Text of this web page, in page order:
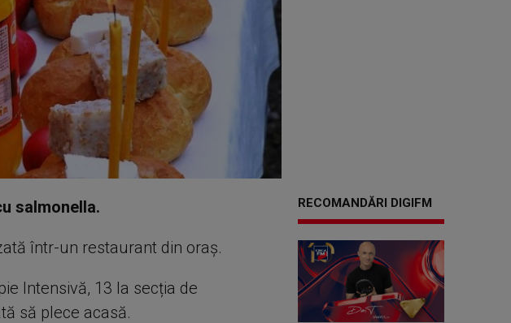
salmonella.
într-un restaurant din oraș.
Intensivă, 13 la secția de
să plece acasă.
RECOMANDĂRI DIGIFM